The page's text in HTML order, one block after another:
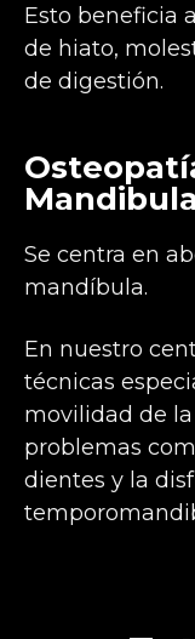
Esto beneficia
de hiato,
de digestión.
Se centra en
mandíbula.
En nuestro
técnicas
movilidad de
problemas
dientes y la